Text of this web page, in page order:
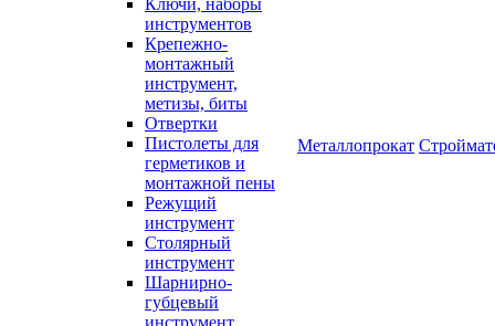
Ключи, наборы
инструментов
Крепежно-
монтажный
инструмент,
метизы, биты
Отвертки
Пистолеты для
герметиков и
монтажной пены
Режущий
инструмент
Столярный
инструмент
Шарнирно-
губцевый
инструмент
Металлопрокат